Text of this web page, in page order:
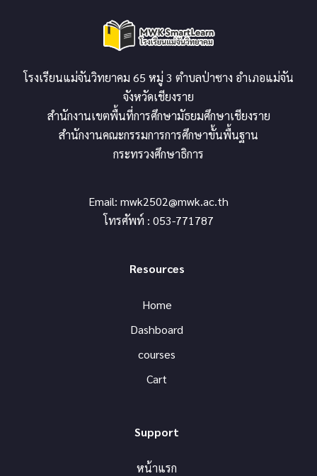
โรงเรียนแม่จันวิทยาคม 65 หมู่ 3 ตำบลป่าซาง อำเภอแม่จัน
จังหวัดเชียงราย
สำนักงานเขตพื้นที่การศึกษามัธยมศึกษาเชียงราย
สำนักงานคณะกรรมการการศึกษาขั้นพื้นฐาน
กระทรวงศึกษาธิการ
Email: mwk2502@mwk.ac.th
โทรศัพท์ : 053-771787
Resources
Home
Dashboard
courses
Cart
Support
หน้าแรก